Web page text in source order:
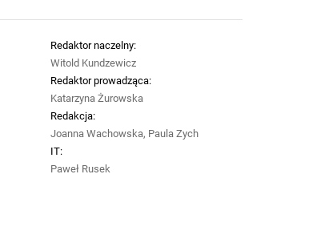
Redaktor naczelny:
Witold Kundzewicz
Redaktor prowadząca:
Katarzyna Żurowska
Redakcja:
Joanna Wachowska, Paula Zych
IT:
Paweł Rusek